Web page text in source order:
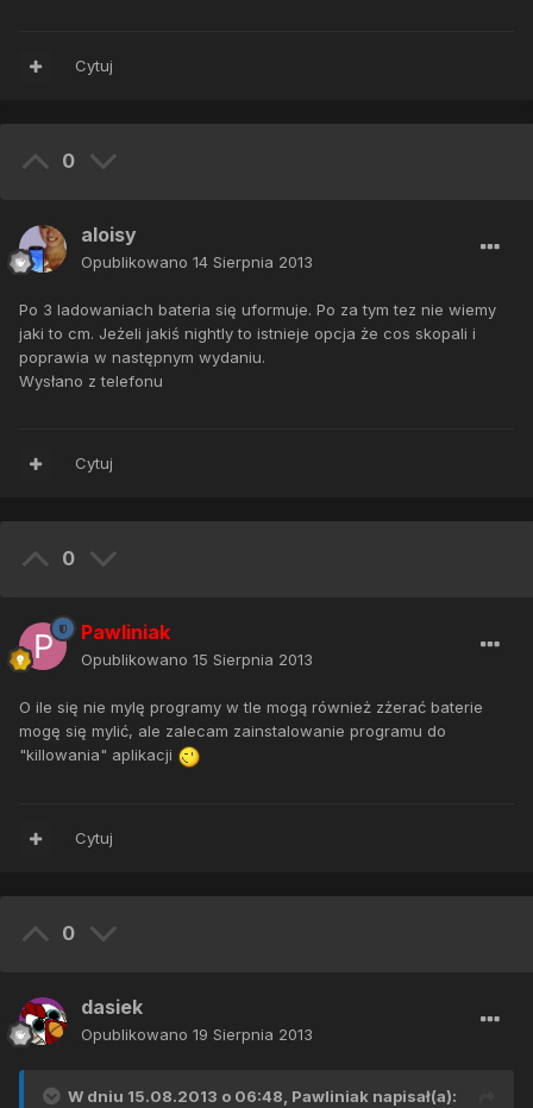
Cytuj
0
aloisy
Opublikowano 14 Sierpnia 2013
Po 3 ladowaniach bateria się uformuje. Po za tym tez nie wiemy
jaki to cm. Jeżeli jakiś nightly to istnieje opcja że cos skopali i
poprawia w następnym wydaniu.
Wysłano z telefonu
Cytuj
0
Pawliniak
Opublikowano 15 Sierpnia 2013
O ile się nie mylę programy w tle mogą również zżerać baterie
mogę się mylić, ale zalecam zainstalowanie programu do
"killowania" aplikacji
Cytuj
0
dasiek
Opublikowano 19 Sierpnia 2013
W dniu 15.08.2013 o 06:48, Pawliniak napisał(a):